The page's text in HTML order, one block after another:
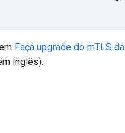
Faça upgrade do mTLS da
inglês).